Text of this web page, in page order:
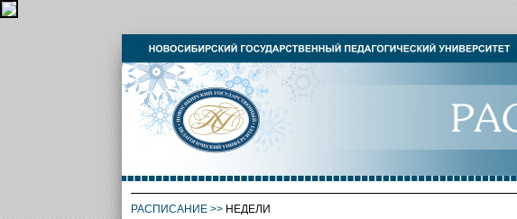
РАСПИСАНИЕ>> НЕДЕЛИ